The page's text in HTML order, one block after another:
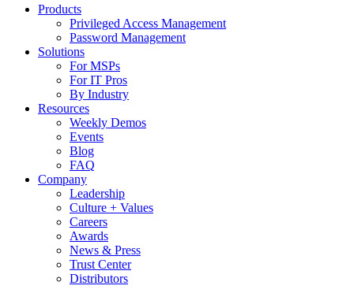
Products
Privileged Access Management
Password Management
Solutions
For MSPs
For IT Pros
By Industry
Resources
Weekly Demos
Events
Blog
FAQ
Company
Leadership
Culture + Values
Careers
Awards
News & Press
Trust Center
Distributors